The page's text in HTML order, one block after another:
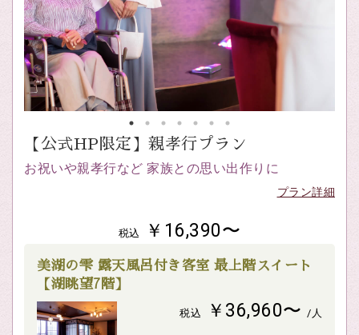
【公式HP限定】親孝行プラン
お祝いや親孝行など 家族との思い出作りに
プラン詳細
税込 ￥16,390〜
美湖の雫 露天風呂付き客室 最上階スイート
【湖眺望7階】
税込 ￥36,960〜 /人